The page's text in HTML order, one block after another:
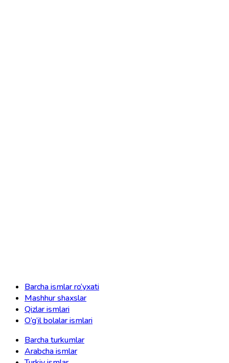
Barcha ismlar ro‘yxati
Mashhur shaxslar
Qizlar ismlari
O‘g‘il bolalar ismlari
Barcha turkumlar
Arabcha ismlar